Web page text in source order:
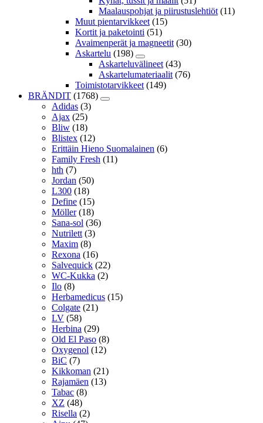
Maalauspohjat ja piirustuslehtiöt (11)
Muut pientarvikkeet (15)
Kortit ja paketointi (51)
Avaimenperät ja magneetit (30)
Askartelu (198)
Askarteluvälineet (43)
Askartelumateriaalit (76)
Toimistotarvikkeet (149)
BRÄNDIT (1768)
Adidas (3)
Ajax (25)
Bliw (18)
Blistex (12)
Erittäin Hieno Suomalainen (6)
Family Fresh (11)
hth (7)
Jordan (50)
L300 (18)
Define (15)
Möller (18)
Sana-sol (36)
Nutrilett (3)
Maxim (8)
Rexona (16)
Salvequick (22)
WC-Kukka (2)
Ilo (8)
Herbamedicus (15)
Colgate (21)
LV (58)
Herbina (29)
Old El Paso (8)
Oxygenol (12)
BiC (7)
Kikkoman (21)
Rajamäen (13)
Tabac (8)
XZ (48)
Risella (2)